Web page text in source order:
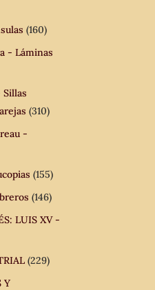
(160)
- Láminas
Sillas
(310)
-
(155)
(146)
LUIS XV -
(229)
Y